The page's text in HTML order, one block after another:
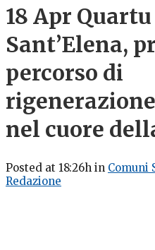
18 Apr Quartu
Sant’Elena,
percorso di
nel cuore
Posted at 18:26h in Comuni
Redazione